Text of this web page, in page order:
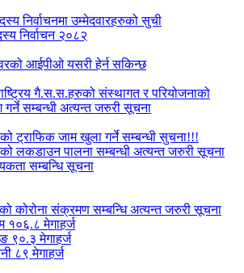
निर्वाचनमा उम्मेदवारहरुको सुची
निर्वाचन २०८२
आईपीओ यसरी हेर्न सकिन्छ
गै.स.स.हरुको संस्थागत र परियोजनाको
सम्बन्धी अत्यन्त जरुरी सूचना
ट्राफिक जाम खुला गर्ने सम्बन्धी सुचना!!!
लकडाउन पालना सम्बन्धी अत्यन्त जरुरी सूचना
सम्बन्धि सूचना
कोरोना संक्रमण सम्बन्धि अत्यन्त जरुरी सूचना
१०६.८ मेगाहर्ज
९०.३ मेगाहर्ज
८९ मेगाहर्ज